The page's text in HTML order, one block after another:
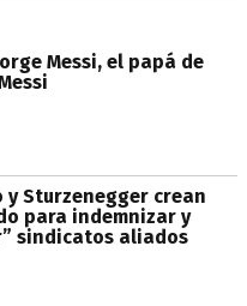
Messi, el papá de
y Sturzenegger crean
para indemnizar y
sindicatos aliados